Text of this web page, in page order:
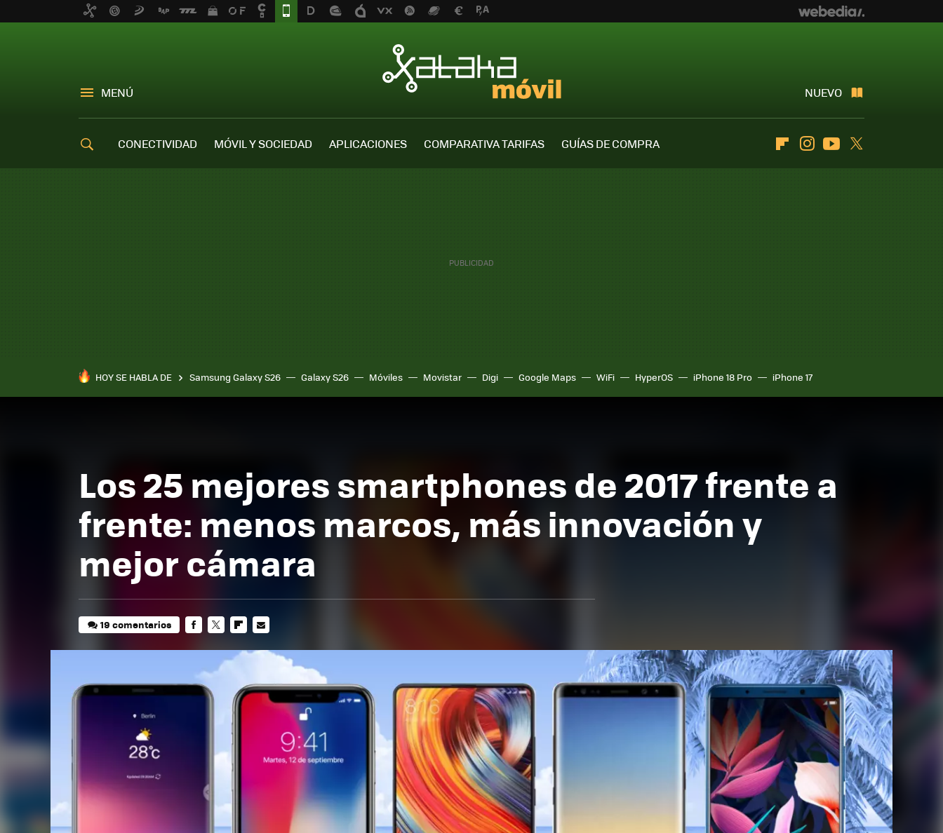
MENÚ NUEVO
CONECTIVIDAD MÓVIL Y SOCIEDAD APLICACIONES COMPARATIVA TARIFAS
GUÍAS DE COMPRA
FlipboardInstagramYoutube
HOY SE HABLA DE Samsung Galaxy S26 Galaxy S26 Móviles Movistar Digi Google Maps WiFi HyperOS iPhone 18 Pro iPhone 17
Los 25 mejores smartphones de 2017 frente a
frente: menos marcos, más innovación y
mejor cámara
19 comentarios
MAIL